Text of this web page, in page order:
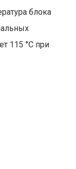
блока
115 °C при